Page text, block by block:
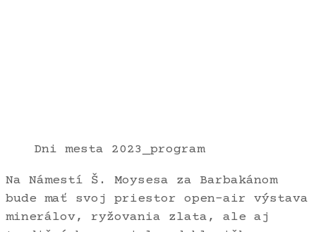
Dni mesta 2023_program
Na Námestí Š. Moysesa za Barbakánom
bude mať svoj priestor open-air výstava
minerálov, ryžovania zlata, ale aj